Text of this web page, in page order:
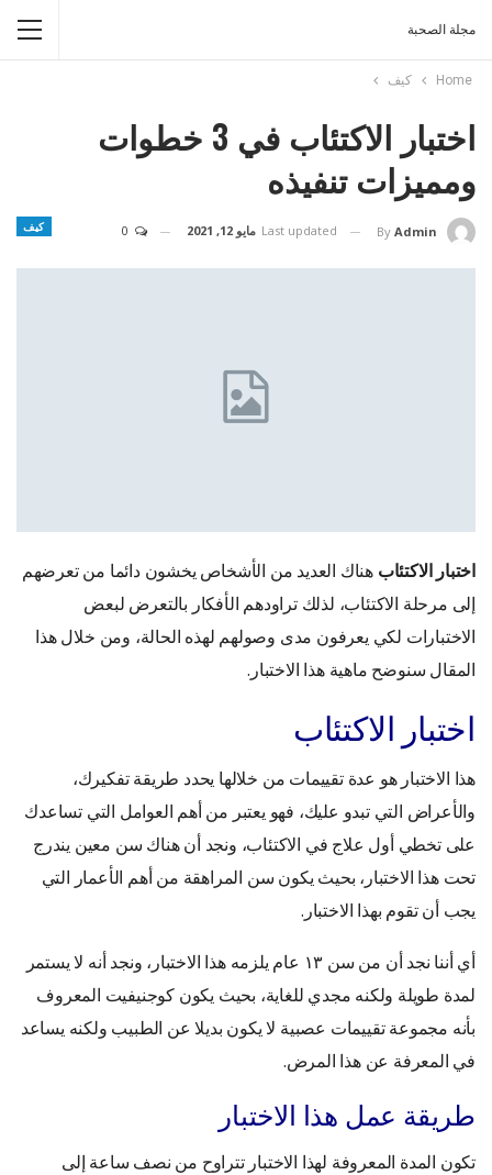
مجلة الصحبة
Home كيف
اختبار الاكتئاب في 3 خطوات
ومميزات تنفيذه
كيف By Admin
Last updated مايو 12, 2021
اختبار الاكتئاب هناك العديد من الأشخاص يخشون دائما من تعرضهم
إلى مرحلة الاكتئاب، لذلك تراودهم الأفكار بالتعرض لبعض
الاختبارات لكي يعرفون مدى وصولهم لهذه الحالة، ومن خلال هذا
المقال سنوضح ماهية هذا الاختبار.
اختبار الاكتئاب
هذا الاختبار هو عدة تقييمات من خلالها يحدد طريقة تفكيرك،
والأعراض التي تبدو عليك، فهو يعتبر من أهم العوامل التي تساعدك
على تخطي أول علاج في الاكتئاب، ونجد أن هناك سن معين يندرج
تحت هذا الاختبار، بحيث يكون سن المراهقة من أهم الأعمار التي
يجب أن تقوم بهذا الاختبار.
أي أننا نجد أن من سن ١٣ عام يلزمه هذا الاختبار، ونجد أنه لا يستمر
لمدة طويلة ولكنه مجدي للغاية، بحيث يكون كوجنيفيت المعروف
بأنه مجموعة تقييمات عصبية لا يكون بديلا عن الطبيب ولكنه يساعد
في المعرفة عن هذا المرض.
طريقة عمل هذا الاختبار
تكون المدة المعروفة لهذا الاختبار تتراوح من نصف ساعة إلى